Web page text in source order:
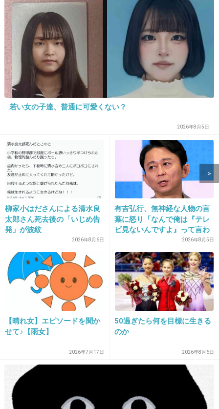
tofubeatsかと思った
+9 -0
13. 匿名 2019/12/30(月) 20:54:00
35歳でもすぐ妊娠するんだね
2件の返信
あのアンガールズの山根ですら奥さん美人だもんね。
+13 -7
>>2
去年の12月にプロポーズして4月に入籍だから
デキ婚じゃないよ
適当なことすぐ言わないの
1件の返信
-5
若い女の子達、普通に可愛くない？
2026年8月5日
柳家小はださんによる清水良
太郎さん死去後の「いじめ告
発」が波紋
2026年8月6日
有吉弘行、無神経な人物の言
葉に怒り「なんで俺は『テレ
ビ見ないんですよ』って言わ
れなきゃいけないの？ふざけ
やがって」
2026年8月5日
【晴れ女】エピソードを聞か
せて♪【雨女】
2026年7月17日
50過ぎたら何を目標に生きる
のか
2026年8月6日